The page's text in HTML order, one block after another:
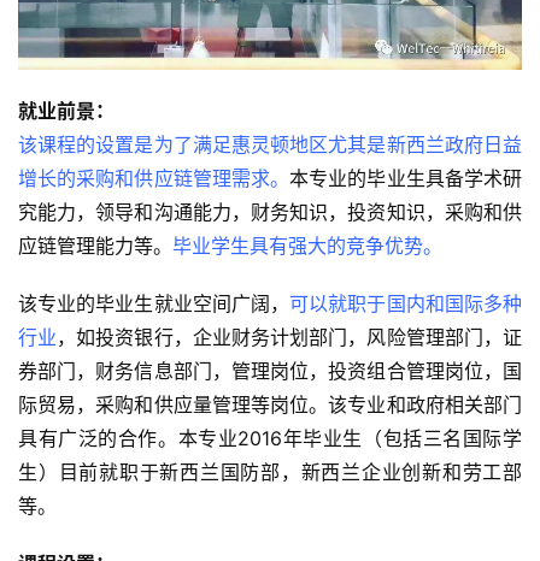
就业前景：
该课程的设置是为了满足惠灵顿地区尤其是新西兰政府日益
增长的采购和供应链管理需求。本专业的毕业生具备学术研
究能力，领导和沟通能力，财务知识，投资知识，采购和供
应链管理能力等。 毕业学生具有强大的竞争优势。
该专业的毕业生就业空间广阔， 可以就职于国内和国际多种
行业，如投资银行，企业财务计划部门，风险管理部门，证
券部门，财务信息部门，管理岗位，投资组合管理岗位，国
际贸易，采购和供应量管理等岗位。该专业和政府相关部门
具有广泛的合作。本专业2016年毕业生（包括三名国际学
生）目前就职于新西兰国防部，新西兰企业创新和劳工部
等。